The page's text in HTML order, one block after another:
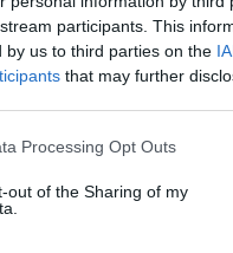
participants. This
by us to third parties on the
that may further
website/app uses one or
visit or usage behaviour. You
to Google and its third-
below specified purposes in
Processing Opt Outs
out of the Sharing of my
του πριν ανοίξει